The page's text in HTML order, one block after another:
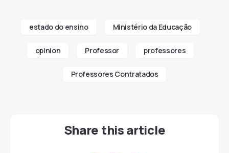
estado do ensino Ministério da Educação
opinion Professor professores
Professores Contratados
Share this article